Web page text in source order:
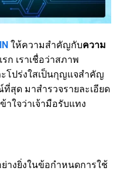
ให้ความสำคัญกับความ
ก เราเชื่อว่าสภาพ
โปร่งใสเป็นกุญแจสำคัญ
ด มาสำรวจรายละเอียด
ใจว่าเจ้ามือรับแทง
างยิ่งในข้อกำหนดการใช้